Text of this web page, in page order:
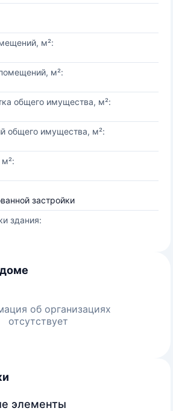
м²:
м²:
общего имущества, м²:
общего имущества, м²:
застройки
здания:
об организациях
отсутствует
элементы